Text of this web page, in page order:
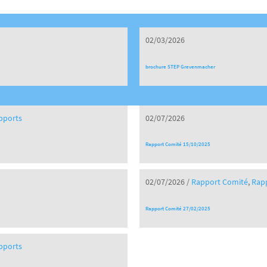
02/03/2026
brochure STEP Grevenmacher
02/07/2026
Rapport Comité 15/10/2025
02/07/2026/ Rapport Comité,
Rapport Comité 27/02/2025